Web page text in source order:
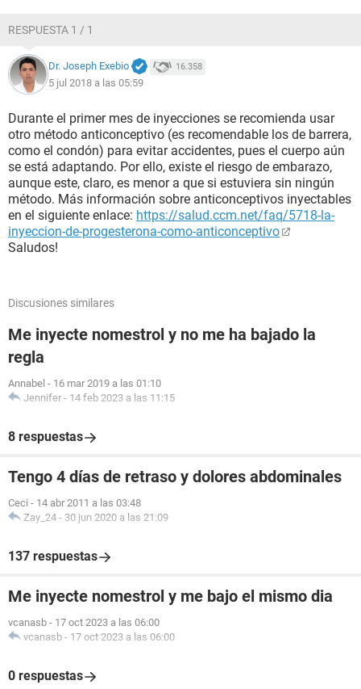
RESPUESTA 1 / 1
Dr. Joseph Exebio 16.358
5 jul 2018 a las 05:59
Durante el primer mes de inyecciones se recomienda usar
otro método anticonceptivo (es recomendable los de barrera,
como el condón) para evitar accidentes, pues el cuerpo aún
se está adaptando. Por ello, existe el riesgo de embarazo,
aunque este, claro, es menor a que si estuviera sin ningún
método. Más información sobre anticonceptivos inyectables
en el siguiente enlace: https://salud.ccm.net/faq/5718-la-
inyeccion-de-progesterona-como-anticonceptivo
Saludos!
Discusiones similares
Me inyecte nomestrol y no me ha bajado la
regla
Annabel - 16 mar 2019 a las 01:10
Jennifer - 14 feb 2023 a las 11:15
8 respuestas
Tengo 4 días de retraso y dolores abdominales
Ceci - 14 abr 2011 a las 03:48
Zay_24 - 30 jun 2020 a las 21:09
137 respuestas
Me inyecte nomestrol y me bajo el mismo dia
vcanasb - 17 oct 2023 a las 06:00
vcanasb - 17 oct 2023 a las 06:00
0 respuestas